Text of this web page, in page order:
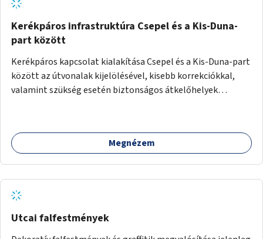
Kerékpáros infrastruktúra Csepel és a Kis-Duna-
part között
Kerékpáros kapcsolat kialakítása Csepel és a Kis-Duna-part
között az útvonalak kijelölésével, kisebb korrekciókkal,
valamint szükség esetén biztonságos átkelőhelyek
Megnézem
Utcai falfestmények